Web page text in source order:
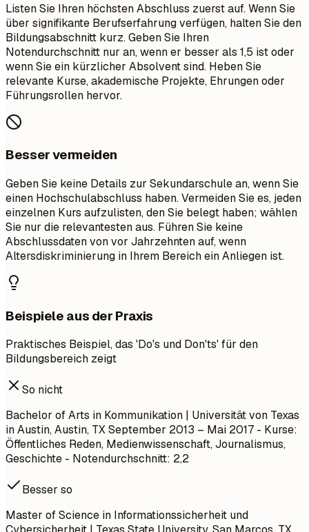
Listen Sie Ihren höchsten Abschluss zuerst auf. Wenn Sie
über signifikante Berufserfahrung verfügen, halten Sie den
Bildungsabschnitt kurz. Geben Sie Ihren
Notendurchschnitt nur an, wenn er besser als 1,5 ist oder
wenn Sie ein kürzlicher Absolvent sind. Heben Sie
relevante Kurse, akademische Projekte, Ehrungen oder
Führungsrollen hervor.
Besser vermeiden
Geben Sie keine Details zur Sekundarschule an, wenn Sie
einen Hochschulabschluss haben. Vermeiden Sie es, jeden
einzelnen Kurs aufzulisten, den Sie belegt haben; wählen
Sie nur die relevantesten aus. Führen Sie keine
Abschlussdaten von vor Jahrzehnten auf, wenn
Altersdiskriminierung in Ihrem Bereich ein Anliegen ist.
Beispiele aus der Praxis
Praktisches Beispiel, das 'Do's und Don'ts' für den
Bildungsbereich zeigt
So nicht
Bachelor of Arts in Kommunikation | Universität von Texas
in Austin, Austin, TXSeptember 2013 – Mai 2017 - Kurse:
Öffentliches Reden, Medienwissenschaft, Journalismus,
Geschichte - Notendurchschnitt: 2,2
Besser so
Master of Science in Informationssicherheit und